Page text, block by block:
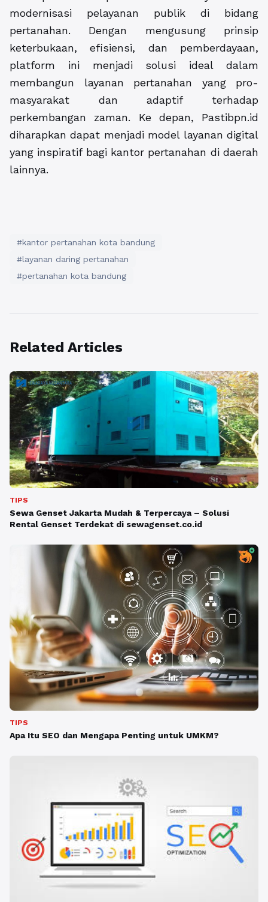
modernisasi pelayanan publik di bidang
pertanahan. Dengan mengusung prinsip
keterbukaan, efisiensi, dan pemberdayaan,
platform ini menjadi solusi ideal dalam
membangun layanan pertanahan yang pro-
masyarakat dan adaptif terhadap
perkembangan zaman. Ke depan, Pastibpn.id
diharapkan dapat menjadi model layanan digital
yang inspiratif bagi kantor pertanahan di daerah
lainnya.
#kantor pertanahan kota bandung
#layanan daring pertanahan
#pertanahan kota bandung
Related Articles
TIPS
Sewa Genset Jakarta Mudah & Terpercaya – Solusi
Rental Genset Terdekat di sewagenset.co.id
TIPS
Apa Itu SEO dan Mengapa Penting untuk UMKM?